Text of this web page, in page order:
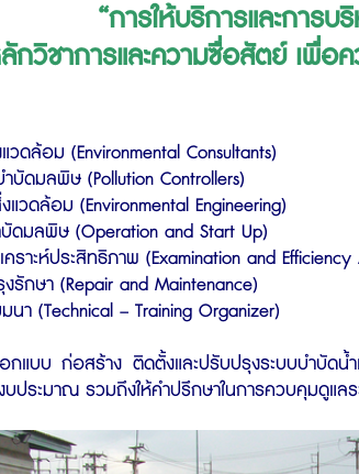
“การให้บริการและการ
กวิชาการและความซื่อสัตย์ เพื่อ
ดล้อม (Environmental Consultants)
บัดมลพิษ (Pollution Controllers)
วดล้อม (Environmental Engineering)
ดมลพิษ (Operation and Start Up)
ราะห์ประสิทธิภาพ (Examination and Efficiency
รักษา (Repair and Maintenance)
า (Technical – Training Organizer)
ก่อสร้าง ติดตั้งและปรับปรุงระบบบำบัดน้ำ
ประมาณ รวมถึงให้คำปรึกษาในการควบคุมดูแล